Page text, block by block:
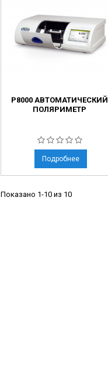
Р8000 АВТОМАТИЧЕСКИЙ
ПОЛЯРИМЕТР
Подробнее
Показано 1-10 из 10